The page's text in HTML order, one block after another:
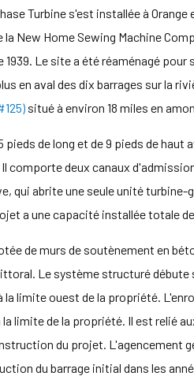
Turbine s'est installée à Orange
New Home Sewing Machine
Le site a été réaménagé pour
en aval des dix barrages sur la
situé à environ 18 miles en
de long et de 9 pieds de haut
Il comporte deux canaux
qui abrite une seule unité turbine-
a une capacité installée totale
de murs de soutènement en
Le système structuré débute
limite ouest de la propriété.
limite de la propriété. Il est relié
du projet. L'agencement
du barrage initial dans les